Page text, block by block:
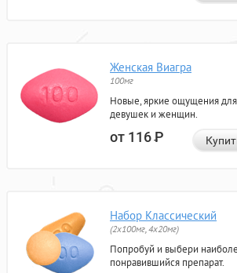
Женская Виагра
100мг
Новые, яркие ощущения для
девушек и женщин.
от 116Р
Набор Классический
(2x100мг, 4x20мг)
Попробуй и выбери
понравившийся препарат.